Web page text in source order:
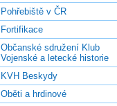
Pohřebiště v ČR
Fortifikace
Občanské sdružení Klub
Vojenské a letecké historie
KVH Beskydy
Oběti a hrdinové